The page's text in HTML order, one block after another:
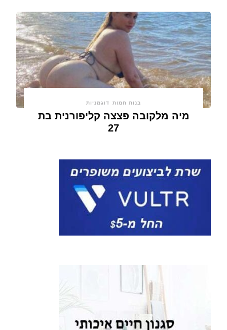
בנות חמות דוגמניות
מיה מלקובה פצצה קליפורנית בת
27